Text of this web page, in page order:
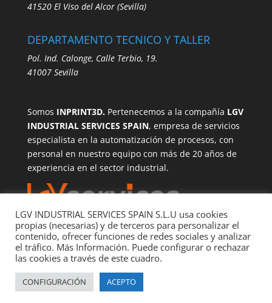
41520 El Viso del Alcor (Sevilla)
DEPARTAMENTO TECNICO Y TALLER
Pol. Ind. Calonge, Calle Terbio, 19.
41007 Sevilla
Somos INPRINT3D.Pertenecemos a la compañía LGV
INDUSTRIAL SERVICES SPAIN, empresa de servicios
especialista en la automatización de procesos, con
personal en nuestro equipo con más de 20 años de
experiencia en el sector industrial.
2025 INPRINT3D - LGV INDUSTRIAL SERVICES SPAIN
LGV INDUSTRIAL SERVICES SPAIN S.L.U usa cookies
propias (necesarias) y de terceros para personalizar el
contenido, ofrecer funciones de redes sociales y analizar
el tráfico. Más Información. Puede configurar o rechazar
las cookies a través de este cuadro.
CONFIGURACIÓN ACEPTO